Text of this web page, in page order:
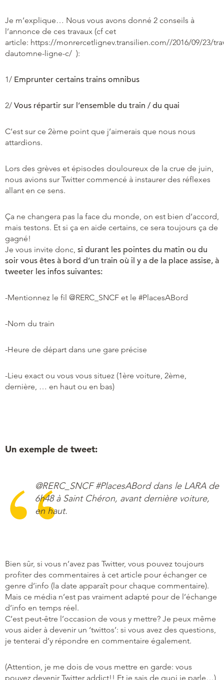
Je m’explique… Nous vous avons donné 2 conseils à
l’annonce de ces travaux (cf cet
article: https://monrercetlignev.transilien.com//2016/09/23/
dautomne-ligne-c/ ):
1/ Emprunter certains trains omnibus
2/ Vous répartir sur l’ensemble du train / du quai
C’est sur ce 2ème point que j’aimerais que nous nous
attardions.
Lors des grèves et épisodes douloureux de la crue de juin,
nous avions sur Twitter commencé à instaurer des réflexes
allant en ce sens.
Ça ne changera pas la face du monde, on est bien d’accord,
mais testons. Et si ça en aide certains, ce sera toujours ça de
gagné!
Je vous invite donc, si durant les pointes du matin ou du
soir vous êtes à bord d’un train où il y a de la place assise, à
tweeter les infos suivantes:
-Mentionnez le fil @RERC_SNCF et le #PlacesABord
-Nom du train
-Heure de départ dans une gare précise
-Lieu exact ou vous vous situez (1ère voiture, 2ème,
dernière, … en haut ou en bas)
Un exemple de tweet:
@RERC_SNCF #PlacesABord dans le LARA de
6h48 à Saint Chéron, avant dernière voiture,
en haut.
Bien sûr, si vous n’avez pas Twitter, vous pouvez toujours
profiter des commentaires à cet article pour échanger ce
genre d’info (la date apparaît pour chaque commentaire).
Mais ce média n’est pas vraiment adapté pour de l’échange
d’info en temps réel.
C’est peut-être l’occasion de vous y mettre? Je peux même
vous aider à devenir un ‘twittos’: si vous avez des questions,
je tenterai d’y répondre en commentaire également.
(Attention, je me dois de vous mettre en garde: vous
pouvez devenir Twitter addict!! Et je sais de quoi je parle…)